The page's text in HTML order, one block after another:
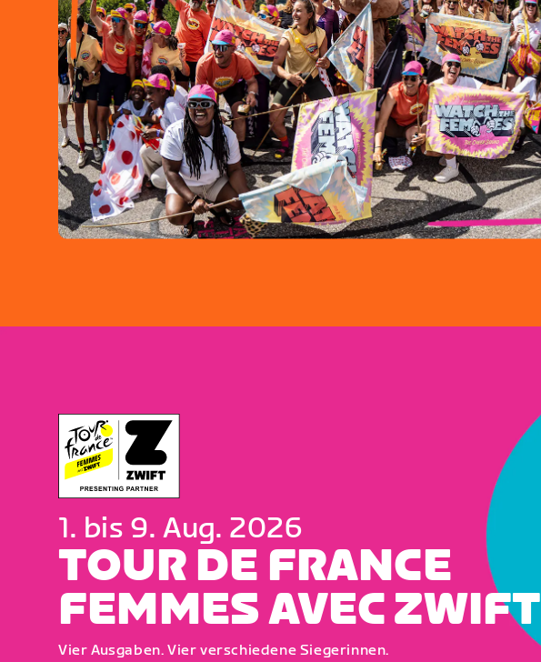
1. bis 9. Aug. 2026
TOUR DE FRANCE
FEMMES AVEC ZWIFT
Vier Ausgaben. Vier verschiedene Siegerinnen.